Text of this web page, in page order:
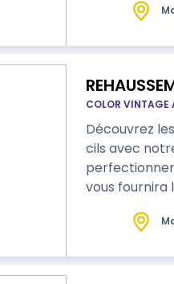
COLOR VINTAGE
Découvrez
cils avec
vous fournira